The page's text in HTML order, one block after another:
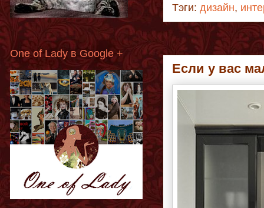
Тэги: дизайн,
Если у вас
One of Lady в Google +